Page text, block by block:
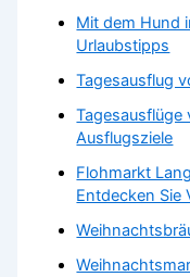
Mit dem Hund
Urlaubstipps
Tagesausflug
Tagesausflüge
Ausflugsziele
Flohmarkt
Entdecken Sie